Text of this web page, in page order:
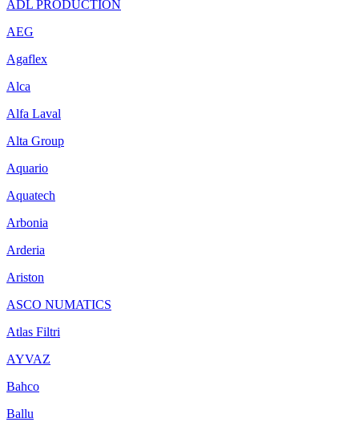
ADL PRODUCTION
AEG
Agaflex
Alca
Alfa Laval
Alta Group
Aquario
Aquatech
Arbonia
Arderia
Ariston
ASCO NUMATICS
Atlas Filtri
AYVAZ
Bahco
Ballu